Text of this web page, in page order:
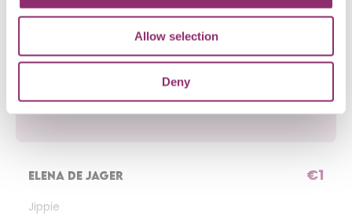
Allow selection
Deny
€46
ELENA DE JAGER €1
Jippie